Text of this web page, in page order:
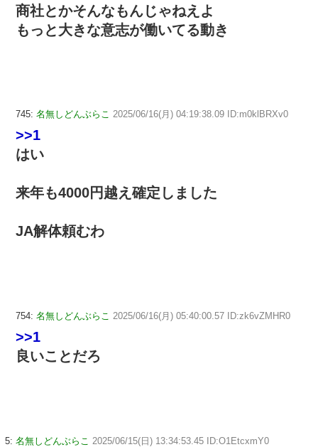
商社とかそんなもんじゃねえよ
もっと大きな意志が働いてる動き
745: 名無しどんぶらこ 2025/06/16(月) 04:19:38.09 ID:m0klBRXv0
>>1
はい
来年も4000円越え確定しました
JA解体頼むわ
754: 名無しどんぶらこ 2025/06/16(月) 05:40:00.57 ID:zk6vZMHR0
>>1
良いことだろ
5: 名無しどんぶらこ 2025/06/15(日) 13:34:53.45 ID:O1EtcxmY0